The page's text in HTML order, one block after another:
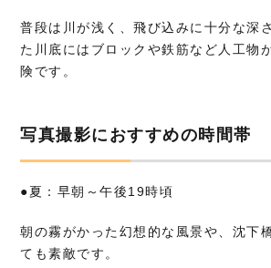
普段は川が浅く、飛び込みに十分な深
た川底にはブロックや鉄筋など人工物
険です。
写真撮影におすすめの時間帯
●夏：早朝～午後19時頃
朝の霧がかった幻想的な風景や、沈下
ても素敵です。